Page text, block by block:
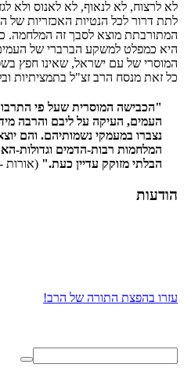
לא לרצוח, לא לנאוף, לא לאנוס ולא
לתת דרור לכל הנטיות האכזריות של
המתורבתת מוצא לסבך זה המלחמה.
היא כמפלט למשקע הברברי של
המוסרי של עם ישראל, שאינו חפץ
כל זאת מנסח הרב זצ"ל בתמציתיות
"הכבישה המוסרית שעל פי
העמים, העיקה על ליבם והרבה
נצברו במעמקי נשמותיהם. והם
המלחמות רבות-הדמים וגדולות-
הבלתי מזוקק עדיין כעת." (אורות
הודעות
עזרו בהפצת התורה של הרב!